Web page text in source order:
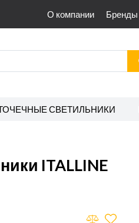
О компании Бренды
СВЕТИЛЬНИКИ
ITALLINE